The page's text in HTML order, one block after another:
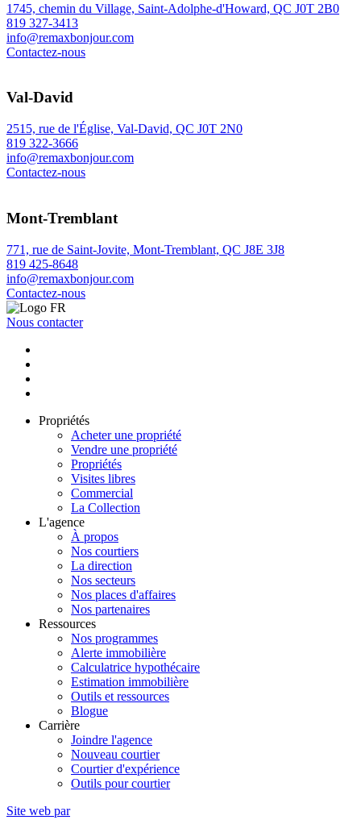
1745, chemin du Village, Saint-Adolphe-d'Howard, QC J0T 2B0
819 327-3413
info@remaxbonjour.com
Contactez-nous
Val-David
2515, rue de l'Église, Val-David, QC J0T 2N0
819 322-3666
info@remaxbonjour.com
Contactez-nous
Mont-Tremblant
771, rue de Saint-Jovite, Mont-Tremblant, QC J8E 3J8
819 425-8648
info@remaxbonjour.com
Contactez-nous
Nous contacter
Propriétés
Acheter une propriété
Vendre une propriété
Propriétés
Visites libres
Commercial
La Collection
L'agence
À propos
Nos courtiers
La direction
Nos secteurs
Nos places d'affaires
Nos partenaires
Ressources
Nos programmes
Alerte immobilière
Calculatrice hypothécaire
Estimation immobilière
Outils et ressources
Blogue
Carrière
Joindre l'agence
Nouveau courtier
Courtier d'expérience
Outils pour courtier
Site web par